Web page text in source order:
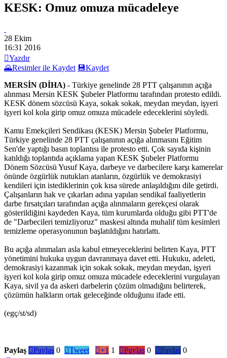
KESK: Omuz omuza mücadeleye
28 Ekim
16:31 2016
Yazdır
🌄Resimler ile Kaydet 💾Kaydet
MERSİN (DİHA) - Türkiye genelinde 28 PTT çalışanının açığa
alınması Mersin KESK Şubeler Platformu tarafından protesto edildi.
KESK dönem sözcüsü Kaya, sokak sokak, meydan meydan, işyeri
işyeri kol kola girip omuz omuza mücadele edeceklerini söyledi.
Kamu Emekçileri Sendikası (KESK) Mersin Şubeler Platformu,
Türkiye genelinde 28 PTT çalışanının açığa alınmasını Eğitim
Sen'de yaptığı basın toplantısı ile protesto etti. Çok sayıda kişinin
katıldığı toplantıda açıklama yapan KESK Şubeler Platformu
Dönem Sözcüsü Yusuf Kaya, darbeye ve darbecilere karşı kamerelar
önünde özgürlük nutukları atanların, özgürlük ve demokrasiyi
kendileri için istediklerinin çok kısa sürede anlaşıldığını dile getirdi.
Çalışanların hak ve çıkarları adına yapılan sendikal faaliyetlerin
darbe fırsatçıları tarafından açığa alınmaların gerekçesi olarak
gösterildiğini kaydeden Kaya, tüm kurumlarda olduğu gibi PTT'de
de "Darbecileri temizliyoruz" maskesi altında muhalif tüm kesimleri
temizleme operasyonunun başlatıldığını hatırlattı.
Bu açığa alınmaları asla kabul etmeyeceklerini belirten Kaya, PTT
yönetimini hukuka uygun davranmaya davet etti. Hukuku, adeleti,
demokrasiyi kazanmak için sokak sokak, meydan meydan, işyeri
işyeri kol kola girip omuz omuza mücadele edeceklerini vurgulayan
Kaya, sivil ya da askeri darbelerin çözüm olmadığını belirterek,
çözümün halkların ortak geleceğinde olduğunu ifade etti.
(egç/st/sd)
Paylaş Paylaş 0 Tweet +1 1 Paylaş 0 Paylaş 0